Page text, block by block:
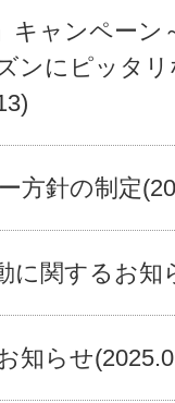
キャンペー
ンにピッタ
方針の制定
に関するお知
知らせ